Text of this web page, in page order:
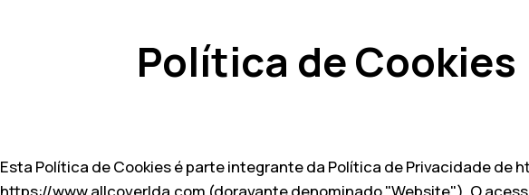
Política de Cookies
Esta Política de Cookies é parte integrante da Política de Privacidade de